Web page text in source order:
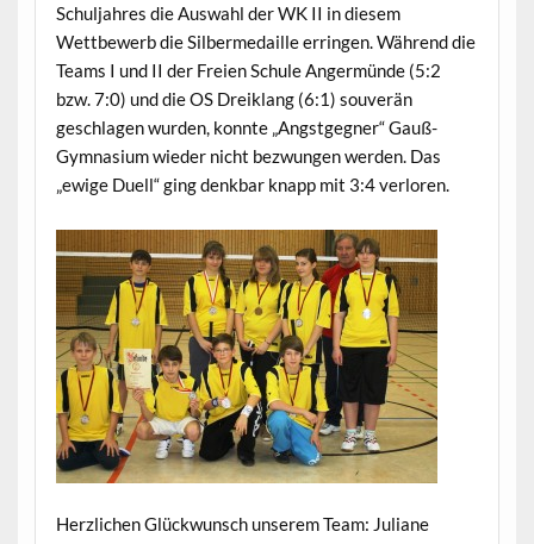
Schuljahres die Auswahl der WK II in diesem
Wettbewerb die Silbermedaille erringen. Während die
Teams I und II der Freien Schule Angermünde (5:2
bzw. 7:0) und die OS Dreiklang (6:1) souverän
geschlagen wurden, konnte „Angstgegner“ Gauß-
Gymnasium wieder nicht bezwungen werden. Das
„ewige Duell“ ging denkbar knapp mit 3:4 verloren.
Herzlichen Glückwunsch unserem Team: Juliane